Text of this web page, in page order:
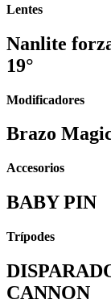
Lentes
Nanlite
19°
Modificadores
Brazo
Accesorios
BABY PIN
Trípodes
CANNON